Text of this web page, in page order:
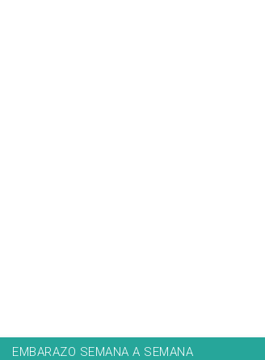
EMBARAZO SEMANA A SEMANA